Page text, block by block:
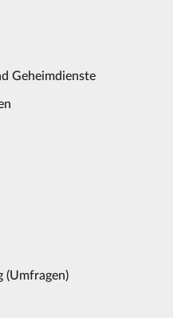
Geheimdienste
(Umfragen)